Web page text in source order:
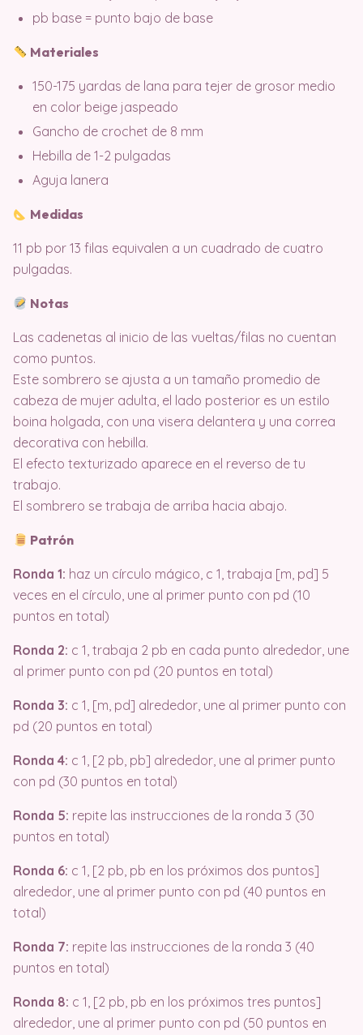
pb base = punto bajo de base
Materiales
150-175 yardas de lana para tejer de grosor medio
en color beige jaspeado
Gancho de crochet de 8 mm
Hebilla de 1-2 pulgadas
Aguja lanera
Medidas
11 pb por 13 filas equivalen a un cuadrado de cuatro
pulgadas.
Notas
Las cadenetas al inicio de las vueltas/filas no cuentan
como puntos.
Este sombrero se ajusta a un tamaño promedio de
cabeza de mujer adulta, el lado posterior es un estilo
boina holgada, con una visera delantera y una correa
decorativa con hebilla.
El efecto texturizado aparece en el reverso de tu
trabajo.
El sombrero se trabaja de arriba hacia abajo.
Patrón
Ronda 1: haz un círculo mágico, c 1, trabaja [m, pd] 5
veces en el círculo, une al primer punto con pd (10
puntos en total)
Ronda 2: c 1, trabaja 2 pb en cada punto alrededor, une
al primer punto con pd (20 puntos en total)
Ronda 3: c 1, [m, pd] alrededor, une al primer punto con
pd (20 puntos en total)
Ronda 4: c 1, [2 pb, pb] alrededor, une al primer punto
con pd (30 puntos en total)
Ronda 5: repite las instrucciones de la ronda 3 (30
puntos en total)
Ronda 6: c 1, [2 pb, pb en los próximos dos puntos]
alrededor, une al primer punto con pd (40 puntos en
total)
Ronda 7: repite las instrucciones de la ronda 3 (40
puntos en total)
Ronda 8: c 1, [2 pb, pb en los próximos tres puntos]
alrededor, une al primer punto con pd (50 puntos en